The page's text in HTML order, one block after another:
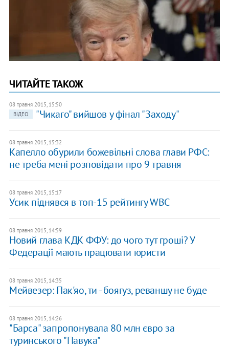
ЧИТАЙТЕ ТАКОЖ
08 травня 2015, 15:50
ВІДЕО
"Чикаго" вийшов у фінал "Заходу"
08 травня 2015, 15:32
Капелло обурили божевільні слова глави РФС:
не треба мені розповідати про 9 травня
08 травня 2015, 15:17
Усик піднявся в топ-15 рейтингу WBC
08 травня 2015, 14:59
Новий глава КДК ФФУ: до чого тут гроші? У
Федерації мають працювати юристи
08 травня 2015, 14:35
Мейвезер: Пак'яо, ти - боягуз, реваншу не буде
08 травня 2015, 14:26
"Барса" запропонувала 80 млн євро за
туринського "Павука"